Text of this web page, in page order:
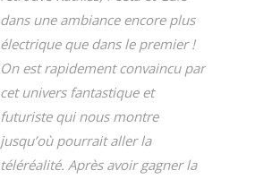
dans une ambiance encore plus
électrique que dans le premier !
On est rapidement convaincu par
cet univers fantastique et
futuriste qui nous montre
jusqu’où pourrait aller la
téléréalité. Après avoir gagner la